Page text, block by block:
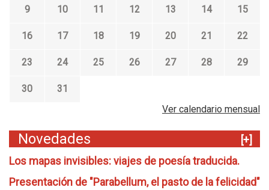
9 10 11 12 13 14 15
16 17 18 19 20 21 22
23 24 25 26 27 28 29
30
31
Ver calendario mensual
Novedades
[+]
Los mapas invisibles: viajes de poesía traducida.
Presentación de "Parabellum, el pasto de la felicidad"